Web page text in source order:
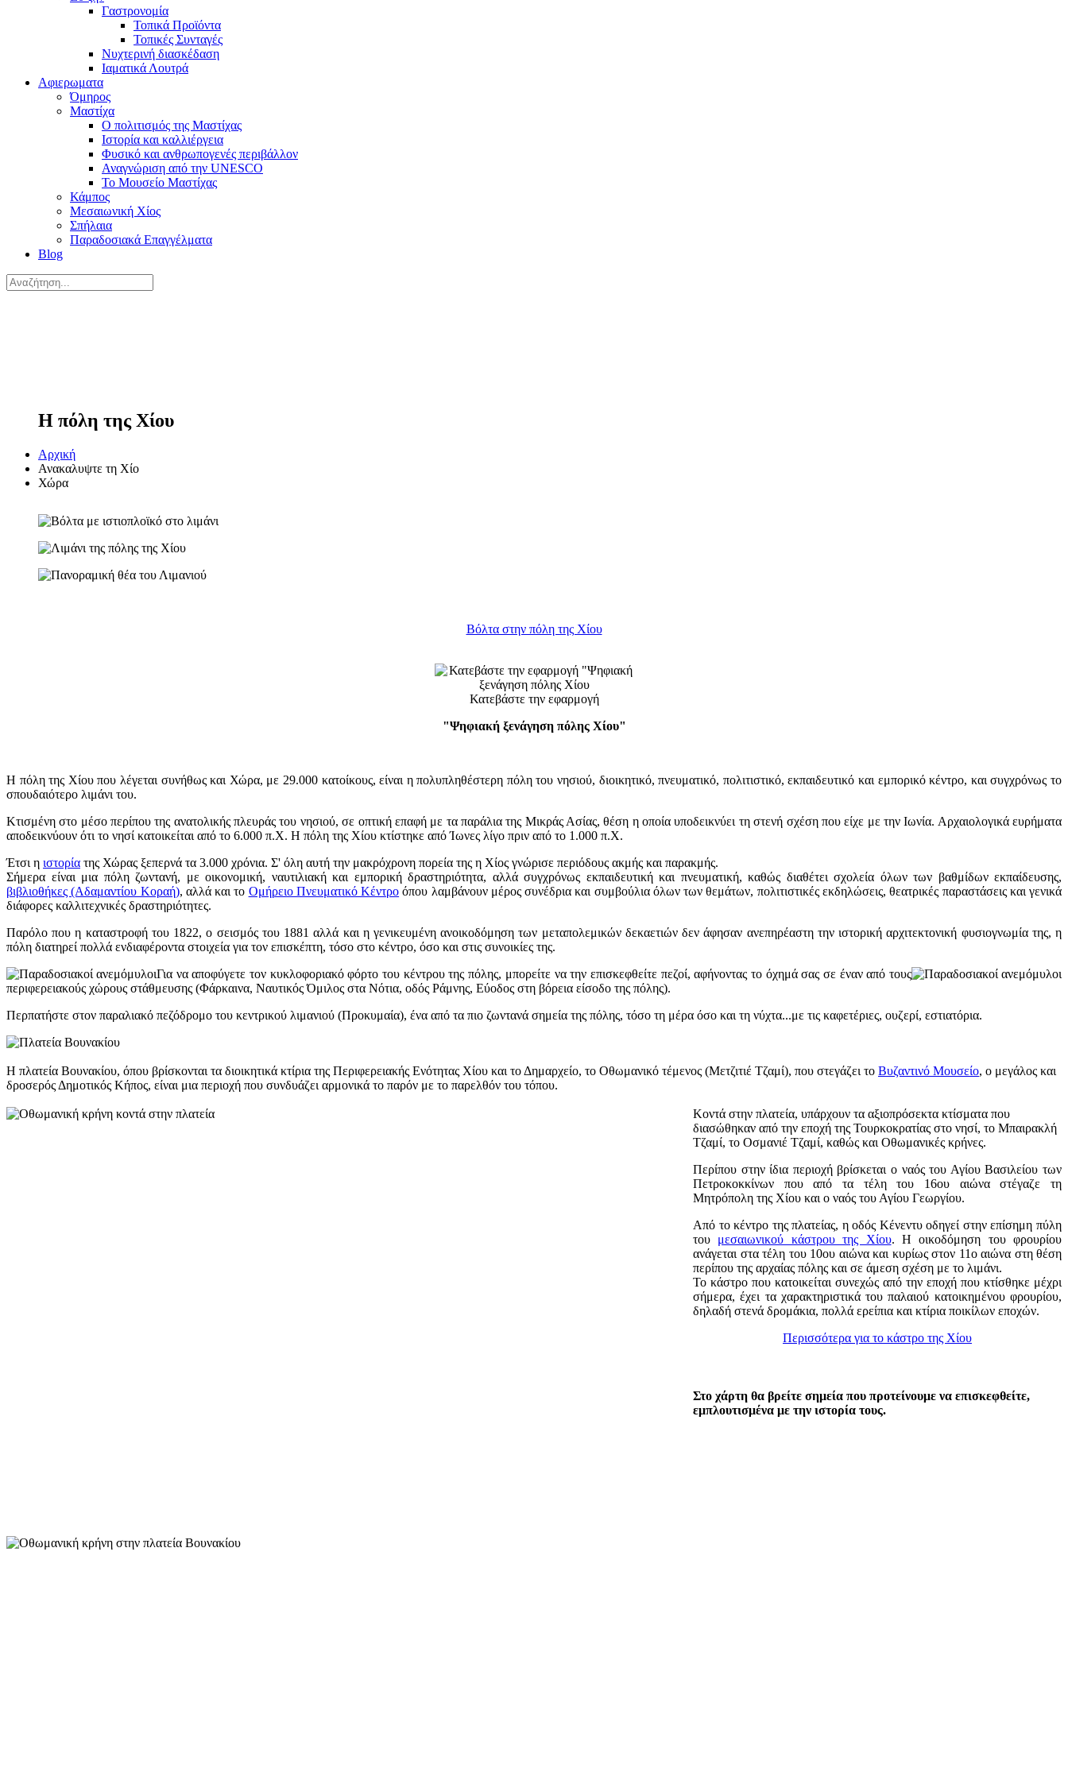
Γαστρονομία
Τοπικά Προϊόντα
Τοπικές Συνταγές
Νυχτερινή διασκέδαση
Ιαματικά Λουτρά
Αφιερωματα
Όμηρος
Μαστίχα
Ο πολιτισμός της Μαστίχας
Ιστορία και καλλιέργεια
Φυσικό και ανθρωπογενές περιβάλλον
Αναγνώριση από την UNESCO
Το Μουσείο Μαστίχας
Κάμπος
Μεσαιωνική Χίος
Σπήλαια
Παραδοσιακά Επαγγέλματα
Blog
Η πόλη της Χίου
Αρχική
Ανακαλυψτε τη Χίο
Χώρα
Βόλτα στην πόλη της Χίου
Κατεβάστε την εφαρμογή
"Ψηφιακή ξενάγηση πόλης Χίου"
Η πόλη της Χίου που λέγεται συνήθως και Χώρα, με 29.000 κατοίκους, είναι η πολυπληθέστερη πόλη του νησιού, διοικητικό, πνευματικό, πολιτιστικό, εκπαιδευτικό και εμπορικό κέντρο, και συγχρόνως το
σπουδαιότερο λιμάνι του.
Κτισμένη στο μέσο περίπου της ανατολικής πλευράς του νησιού, σε οπτική επαφή με τα παράλια της Μικράς Ασίας, θέση η οποία υποδεικνύει τη στενή σχέση που είχε με την Ιωνία. Αρχαιολογικά ευρήματα
αποδεικνύουν ότι το νησί κατοικείται από το 6.000 π.Χ. Η πόλη της Χίου κτίστηκε από Ίωνες λίγο πριν από το 1.000 π.Χ.
Έτσι η ιστορία της Χώρας ξεπερνά τα 3.000 χρόνια. Σ' όλη αυτή την μακρόχρονη πορεία της η Χίος γνώρισε περιόδους ακμής και παρακμής.
Σήμερα είναι μια πόλη ζωντανή, με οικονομική, ναυτιλιακή και εμπορική δραστηριότητα, αλλά συγχρόνως εκπαιδευτική και πνευματική, καθώς διαθέτει σχολεία όλων των βαθμίδων εκπαίδευσης,
βιβλιοθήκες (Αδαμαντίου Κοραή), αλλά και το Ομήρειο Πνευματικό Κέντρο όπου λαμβάνουν μέρος συνέδρια και συμβούλια όλων των θεμάτων, πολιτιστικές εκδηλώσεις, θεατρικές παραστάσεις και γενικά
διάφορες καλλιτεχνικές δραστηριότητες.
Παρόλο που η καταστροφή του 1822, ο σεισμός του 1881 αλλά και η γενικευμένη ανοικοδόμηση των μεταπολεμικών δεκαετιών δεν άφησαν ανεπηρέαστη την ιστορική αρχιτεκτονική φυσιογνωμία της, η
πόλη διατηρεί πολλά ενδιαφέροντα στοιχεία για τον επισκέπτη, τόσο στο κέντρο, όσο και στις συνοικίες της.
Για να αποφύγετε τον κυκλοφοριακό φόρτο του κέντρου της πόλης, μπορείτε να την επισκεφθείτε πεζοί, αφήνοντας το όχημά σας σε έναν από τους
περιφερειακούς χώρους στάθμευσης (Φάρκαινα, Ναυτικός Όμιλος στα Νότια, οδός Ράμνης, Εύοδος στη βόρεια είσοδο της πόλης).
Περπατήστε στον παραλιακό πεζόδρομο του κεντρικού λιμανιού (Προκυμαία), ένα από τα πιο ζωντανά σημεία της πόλης, τόσο τη μέρα όσο και τη νύχτα...με τις καφετέριες, ουζερί, εστιατόρια.
Η πλατεία Βουνακίου, όπου βρίσκονται τα διοικητικά κτίρια της Περιφερειακής Ενότητας Χίου και το Δημαρχείο, το Οθωμανικό τέμενος (Μετζιτιέ Τζαμί), που στεγάζει το Βυζαντινό Μουσείο, ο μεγάλος και
δροσερός Δημοτικός Κήπος, είναι μια περιοχή που συνδυάζει αρμονικά το παρόν με το παρελθόν του τόπου.
Κοντά στην πλατεία, υπάρχουν τα αξιοπρόσεκτα κτίσματα που
διασώθηκαν από την εποχή της Τουρκοκρατίας στο νησί, το Μπαιρακλή
Τζαμί, το Οσμανιέ Τζαμί, καθώς και Οθωμανικές κρήνες.
Περίπου στην ίδια περιοχή βρίσκεται ο ναός του Αγίου Βασιλείου των
Πετροκοκκίνων που από τα τέλη του 16ου αιώνα στέγαζε τη
Μητρόπολη της Χίου και ο ναός του Αγίου Γεωργίου.
Από το κέντρο της πλατείας, η οδός Κένεντυ οδηγεί στην επίσημη πύλη
του μεσαιωνικού κάστρου της Χίου. Η οικοδόμηση του φρουρίου
ανάγεται στα τέλη του 10ου αιώνα και κυρίως στον 11ο αιώνα στη θέση
περίπου της αρχαίας πόλης και σε άμεση σχέση με το λιμάνι.
Το κάστρο που κατοικείται συνεχώς από την εποχή που κτίσθηκε μέχρι
σήμερα, έχει τα χαρακτηριστικά του παλαιού κατοικημένου φρουρίου,
δηλαδή στενά δρομάκια, πολλά ερείπια και κτίρια ποικίλων εποχών.
Περισσότερα για το κάστρο της Χίου
Στο χάρτη θα βρείτε σημεία που προτείνουμε να επισκεφθείτε,
εμπλουτισμένα με την ιστορία τους.